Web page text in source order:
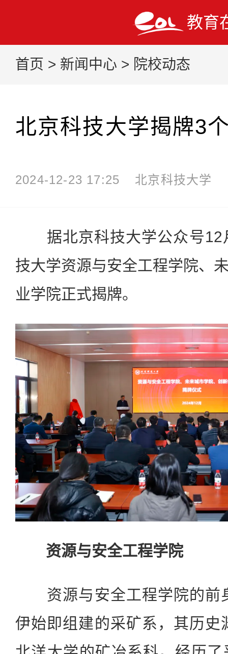
教育
首页 > 新闻中心 > 院校动态
北京科技大学揭牌3
2024-12-23 17:25 北京科技大学
据北京科技大学公众号12
技大学资源与安全工程学院、
业学院正式揭牌。
资源与安全工程学院
资源与安全工程学院的前
伊始即组建的采矿系，其历史